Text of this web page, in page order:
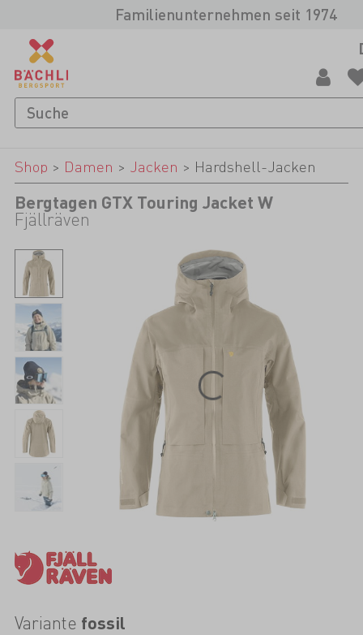
Familienunternehmen seit 1974
Shop > Damen > Jacken > Hardshell-Jacken
Bergtagen GTX Touring Jacket W
Fjällräven
Variante fossil